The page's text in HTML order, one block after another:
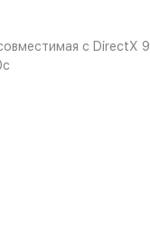
с DirectX 9